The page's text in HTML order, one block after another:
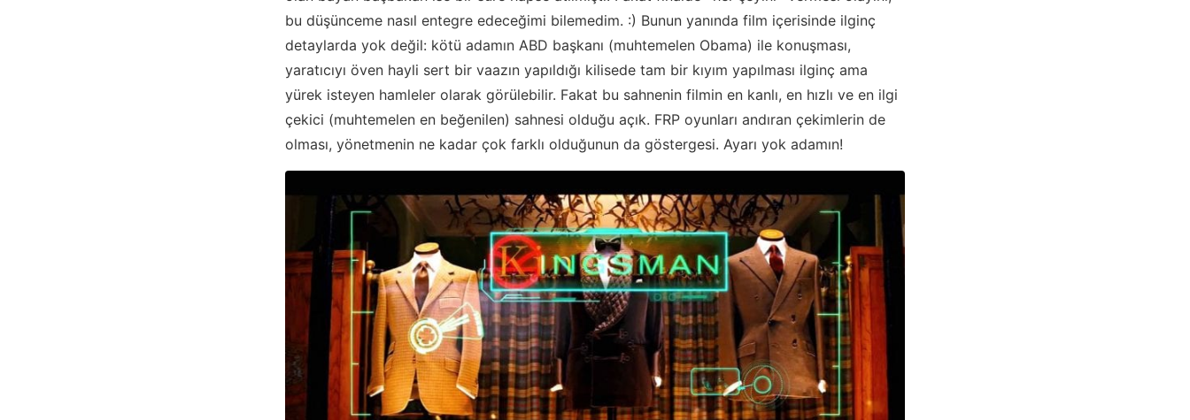
bu düşünceme nasıl entegre edeceğimi bilemedim. :) Bunun yanında film içerisinde ilginç
detaylarda yok değil: kötü adamın ABD başkanı (muhtemelen Obama) ile konuşması,
yaratıcıyı öven hayli sert bir vaazın yapıldığı kilisede tam bir kıyım yapılması ilginç ama
yürek isteyen hamleler olarak görülebilir. Fakat bu sahnenin filmin en kanlı, en hızlı ve en ilgi
çekici (muhtemelen en beğenilen) sahnesi olduğu açık. FRP oyunları andıran çekimlerin de
olması, yönetmenin ne kadar çok farklı olduğunun da göstergesi. Ayarı yok adamın!